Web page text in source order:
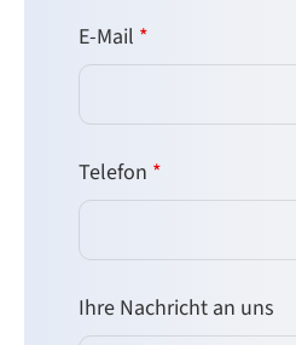
E-Mail *
Telefon *
Ihre Nachricht an uns